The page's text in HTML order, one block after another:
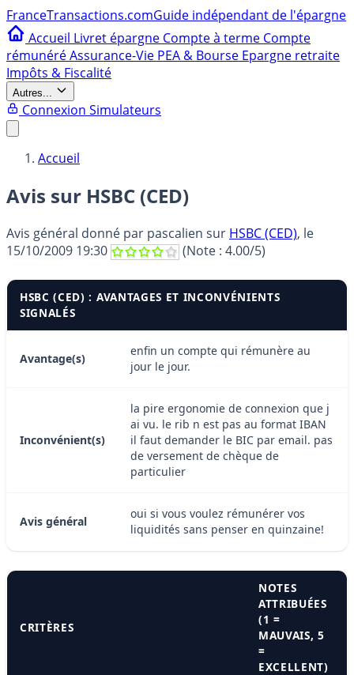
FranceTransactions.comGuide indépendant de l'épargne
Accueil Livret épargne Compte à terme Compte
rémunéréAssurance-Vie PEA & Bourse Epargne retraite
Impôts & Fiscalité
Autres...
Connexion Simulateurs
Accueil
Avis sur HSBC (CED)
Avis général donné par pascalien sur HSBC (CED), le
15/10/2009 19:30
(Note : 4.00/5)
HSBC (CED) : AVANTAGES ET INCONVÉNIENTS
SIGNALÉS
Avantage(s)
enfin un compte qui rémunère au
jour le jour.
Inconvénient(s)
la pire ergonomie de connexion que j
ai vu. le rib n est pas au format IBAN
il faut demander le BIC par email. pas
de versement de chèque de
particulier
Avis général
oui si vous voulez rémunérer vos
liquidités sans penser en quinzaine!
CRITÈRES
NOTES
ATTRIBUÉES
(1 =
MAUVAIS, 5
=
EXCELLENT)